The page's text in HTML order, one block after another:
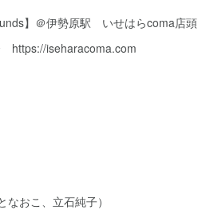
】＠伊勢原駅 いせはらcoma店頭
https://iseharacoma.com
おこ、立石純子）